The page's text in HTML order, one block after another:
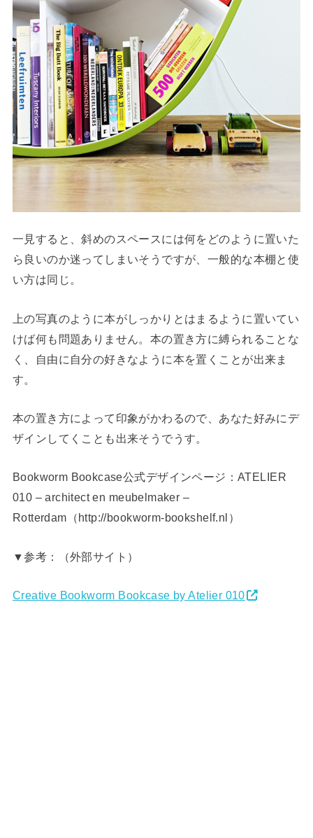
一見すると、斜めのスペースには何をどのように置いた
ら良いのか迷ってしまいそうですが、一般的な本棚と使
い方は同じ。
上の写真のように本がしっかりとはまるように置いてい
けば何も問題ありません。本の置き方に縛られることな
く、自由に自分の好きなように本を置くことが出来ま
す。
本の置き方によって印象がかわるので、あなた好みにデ
ザインしてくことも出来そうでうす。
Bookworm Bookcase公式デザインページ：ATELIER
010 – architect en meubelmaker –
Rotterdam（http://bookworm-bookshelf.nl）
▼参考：（外部サイト）
Creative Bookworm Bookcase by Atelier 010